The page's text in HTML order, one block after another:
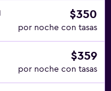
$350
por noche con tasas
$359
por noche con tasas